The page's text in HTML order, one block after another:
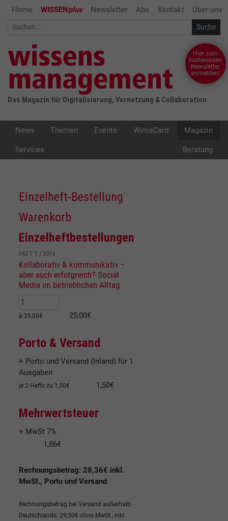
Home WISSENplus Newsletter Abo Kontakt Über uns
Das Magazin für Digitalisierung, Vernetzung & Collaboration
Hier zum
kostenlosen
Newsletter
anmelden!
News Themen Events WimaCard Magazin
Services Beratung
Einzelheft-Bestellung
Warenkorb
Einzelheftbestellungen
HEFT 5 / 2014
Kollaborativ & kommunikativ –
aber auch erfolgreich? Social
Media im betrieblichen Alltag
à 25,00€ 25,00€
Porto & Versand
+ Porto und Versand (Inland) für 1
Ausgaben
je 2 Hefte zu 1,50€ 1,50€
Mehrwertsteuer
+ MwSt 7%
1,86€
Rechnungsbetrag: 28,36€ inkl.
MwSt., Porto und Versand
Rechnungsbetrag bei Versand außerhalb
Deutschlands: 29,50€ ohne MwSt., inkl.